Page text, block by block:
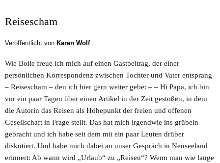
Reisescham
Veröffentlicht von Karen Wolf
Wie Bolle freue ich mich auf einen Gastbeitrag, der einer
persönlichen Korrespondenz zwischen Tochter und Vater entsprang
– Reisescham – den ich hier gern weiter gebe: – – Hi Papa, ich bin
vor ein paar Tagen über einen Artikel in der Zeit gestoßen, in dem
die Autorin das Reisen als Höhepunkt der freien und offenen
Gesellschaft in Frage stellt. Das hat mich irgendwie ins grübeln
gebracht und ich habe seit dem mit ein paar Leuten drüber
diskutiert. Und habe mich dabei an unser Gespräch in Neuseeland
erinnert: Ab wann wird „Urlaub“ zu „Reisen“? Wenn man wie lange